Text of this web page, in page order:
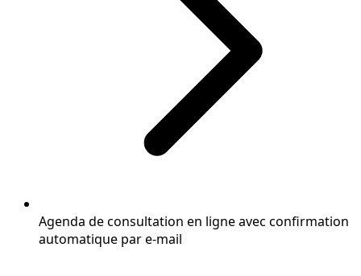
Agenda de consultation en ligne avec confirmation
automatique par e-mail